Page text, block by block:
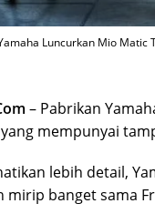
Luncurkan Mio Matic
– Pabrikan
mempunyai
lebih detail,
mirip banget sama